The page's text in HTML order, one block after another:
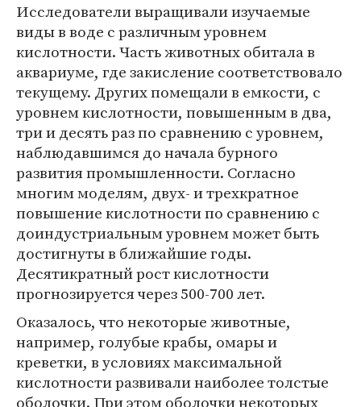
Исследователи выращивали изучаемые
виды в воде с различным уровнем
кислотности. Часть животных обитала в
аквариуме, где закисление соответствовало
текущему. Других помещали в емкости, с
уровнем кислотности, повышенным в два,
три и десять раз по сравнению с уровнем,
наблюдавшимся до начала бурного
развития промышленности. Согласно
многим моделям, двух- и трехкратное
повышение кислотности по сравнению с
доиндустриальным уровнем может быть
достигнуты в ближайшие годы.
Десятикратный рост кислотности
прогнозируется через 500-700 лет.
Оказалось, что некоторые животные,
например, голубые крабы, омары и
креветки, в условиях максимальной
кислотности развивали наиболее толстые
оболочки. При этом оболочки некоторых